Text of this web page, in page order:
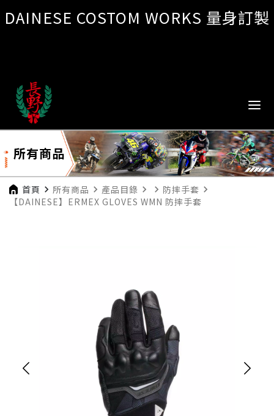
DAINESE COSTOM WORKS 量身訂製
所有商品
首頁 navigate_next 所有商品 navigate_next 產品目錄 navigate_next navigate_next 防摔手套 navigate_next
【DAINESE】ERMEX GLOVES WMN 防摔手套